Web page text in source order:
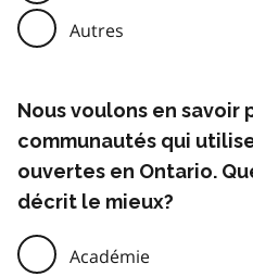
Autres
Nous voulons en savoir
communautés qui
ouvertes en Ontario.
décrit le mieux?
Académie